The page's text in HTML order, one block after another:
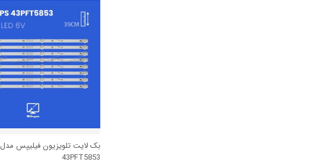
بک لایت تلویزیون فیلیپس مدل
43PFT5853